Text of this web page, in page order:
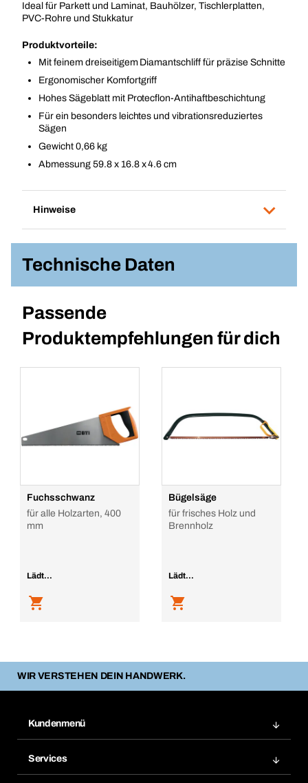
Ideal für Parkett und Laminat, Bauhölzer, Tischlerplatten,
PVC-Rohre und Stukkatur
Produktvorteile:
Mit feinem dreiseitigem Diamantschliff für präzise Schnitte
Ergonomischer Komfortgriff
Hohes Sägeblatt mit Protecflon-Antihaftbeschichtung
Für ein besonders leichtes und vibrationsreduziertes
Sägen
Gewicht 0,66 kg
Abmessung 59.8 x 16.8 x 4.6 cm
Hinweise
Technische Daten
Passende
Produktempfehlungen für dich
Fuchsschwanz
für alle Holzarten, 400
mm
Lädt...
Bügelsäge
für frisches Holz und
Brennholz
Lädt...
WIR VERSTEHEN DEIN HANDWERK.
Kundenmenü
Services